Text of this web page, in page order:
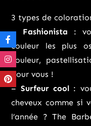
3 types de
– Fashionista :
couleur les plus
couleur,
pour vous !
– Surfeur cool :
cheveux comme si
l’année ? The